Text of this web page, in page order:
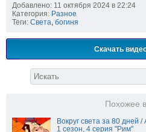
Добавлено: 11 октября 2024 в 22:24
Категория: Разное
Теги: Света богиня
Скачать
Похожее
Вокруг света за 80 дней
1 сезон, 4 серия "Рим"